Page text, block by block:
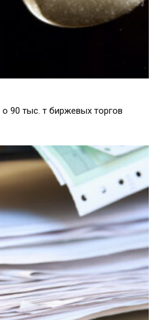
90 тыс. т биржевых торгов